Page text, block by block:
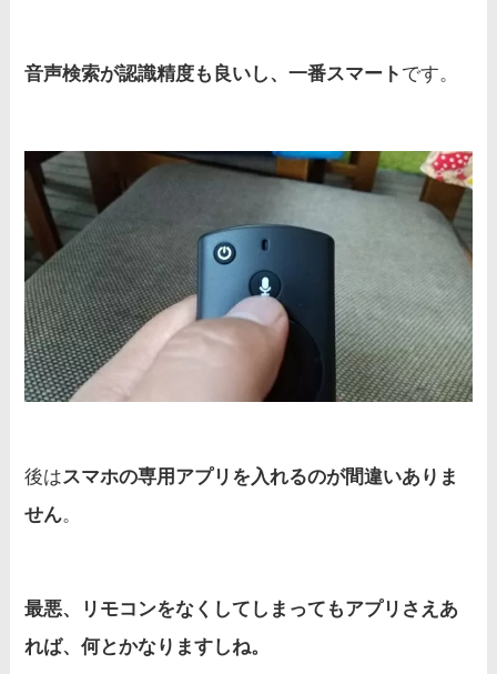
音声検索が認識精度も良いし、一番スマート です。
後はスマホの専用アプリを入れるのが間違いありま
せん。
最悪、リモコンをなくしてしまってもアプリさえあ
れば、何とかなりますしね。